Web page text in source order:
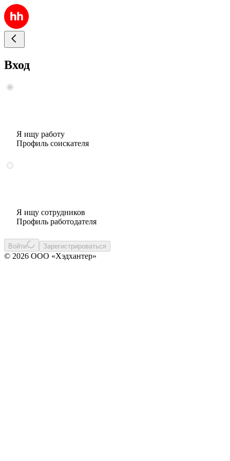
Вход
Я ищу работу
Профиль соискателя
Я ищу сотрудников
Профиль работодателя
Войти Зарегистрироваться
© 2026 ООО «Хэдхантер»